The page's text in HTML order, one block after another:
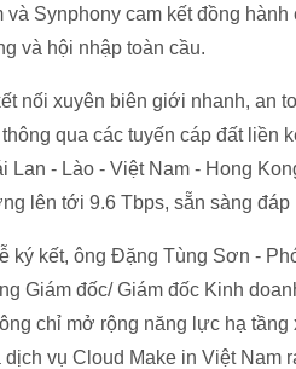
và Synphony cam kết đồng
và hội nhập toàn cầu.
nối xuyên biên giới nhanh, an
qua các tuyến cáp đất liền
Lan - Lào - Việt Nam - Hong
lên tới 9.6 Tbps, sẵn sàng
ký kết, ông Đặng Tùng Sơn -
Giám đốc/ Giám đốc Kinh
chỉ mở rộng năng lực hạ
dịch vụ Cloud Make in Việt Nam